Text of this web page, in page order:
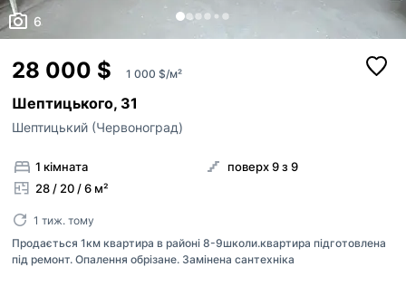
6
28 000 $ 1 000 $/м²
Шептицького, 31
Шептицький (Червоноград)
1 кімната
28 / 20 / 6 м²
поверх 9 з 9
1 тиж. тому
Продається 1км квартира в районі 8-9школи.квартира підготовлена
під ремонт. Опалення обрізане. Замінена сантехніка